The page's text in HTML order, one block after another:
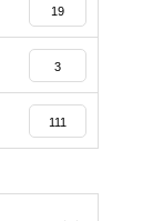
19
3
111